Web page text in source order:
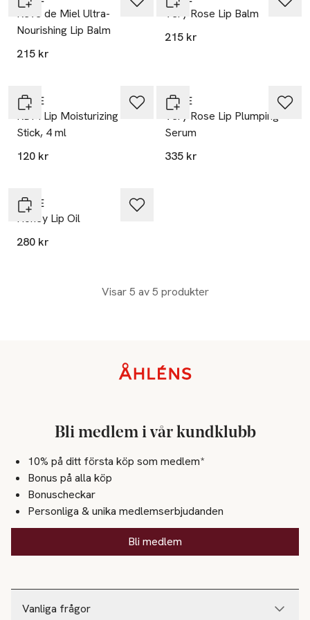
Rêve de Miel Ultra-
Nourishing Lip Balm
215 kr
Very Rose Lip Balm
215 kr
NUXE
RDM Lip Moisturizing
Stick, 4 ml
120 kr
NUXE
Very Rose Lip Plumping
Serum
335 kr
NUXE
Honey Lip Oil
280 kr
Visar 5 av 5 produkter
Vanliga frågor
Bli medlem i vår kundklubb
10% på ditt första köp som medlem*
Bonus på alla köp
Bonuscheckar
Personliga & unika medlemserbjudanden
Bli medlem